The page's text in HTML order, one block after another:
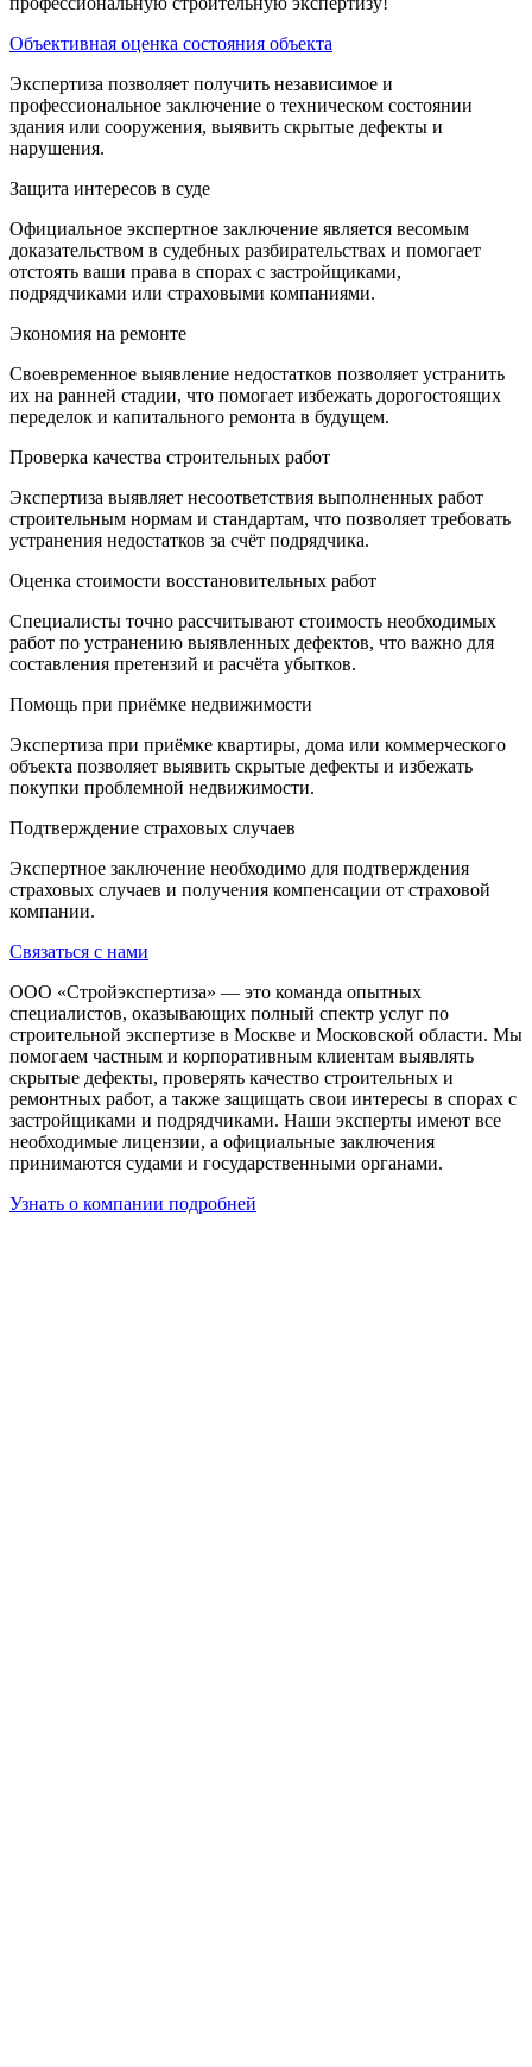
Объективная оценка состояния объекта
Экспертиза позволяет получить независимое и
профессиональное заключение о техническом состоянии
здания или сооружения, выявить скрытые дефекты и
нарушения.
Защита интересов в суде
Официальное экспертное заключение является весомым
доказательством в судебных разбирательствах и помогает
отстоять ваши права в спорах с застройщиками,
подрядчиками или страховыми компаниями.
Экономия на ремонте
Своевременное выявление недостатков позволяет устранить
их на ранней стадии, что помогает избежать дорогостоящих
переделок и капитального ремонта в будущем.
Проверка качества строительных работ
Экспертиза выявляет несоответствия выполненных работ
строительным нормам и стандартам, что позволяет требовать
устранения недостатков за счёт подрядчика.
Оценка стоимости восстановительных работ
Специалисты точно рассчитывают стоимость необходимых
работ по устранению выявленных дефектов, что важно для
составления претензий и расчёта убытков.
Помощь при приёмке недвижимости
Экспертиза при приёмке квартиры, дома или коммерческого
объекта позволяет выявить скрытые дефекты и избежать
покупки проблемной недвижимости.
Подтверждение страховых случаев
Экспертное заключение необходимо для подтверждения
страховых случаев и получения компенсации от страховой
компании.
Связаться с нами
ООО «Стройэкспертиза» — это команда опытных
специалистов, оказывающих полный спектр услуг по
строительной экспертизе в Москве и Московской области. Мы
помогаем частным и корпоративным клиентам выявлять
скрытые дефекты, проверять качество строительных и
ремонтных работ, а также защищать свои интересы в спорах с
застройщиками и подрядчиками. Наши эксперты имеют все
необходимые лицензии, а официальные заключения
принимаются судами и государственными органами.
Узнать о компании подробней